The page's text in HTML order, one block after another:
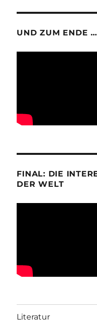
UND ZUM ENDE
FINAL: DIE
DER WELT
Literatur